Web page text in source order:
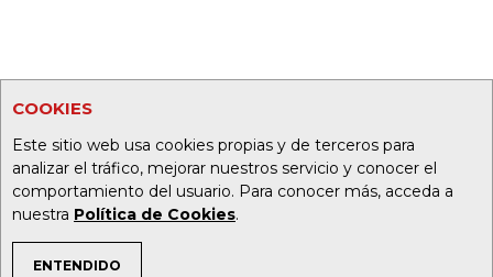
COOKIES
Este sitio web usa cookies propias y de terceros para
analizar el tráfico, mejorar nuestros servicio y conocer el
comportamiento del usuario. Para conocer más, acceda a
nuestra Política de Cookies.
ENTENDIDO